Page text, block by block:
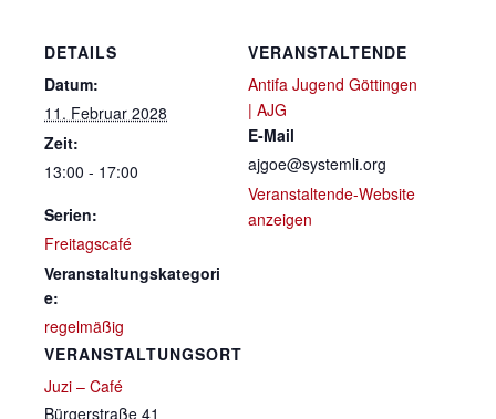
DETAILS
Datum:
11. Februar 2028
Zeit:
13:00 - 17:00
Serien:
Freitagscafé
Veranstaltungskategori
e:
regelmäßig
VERANSTALTUNGSORT
Juzi – Café
Bürgerstraße 41
VERANSTALTENDE
Antifa Jugend Göttingen
| AJG
E-Mail
ajgoe@systemli.org
Veranstaltende-Website
anzeigen